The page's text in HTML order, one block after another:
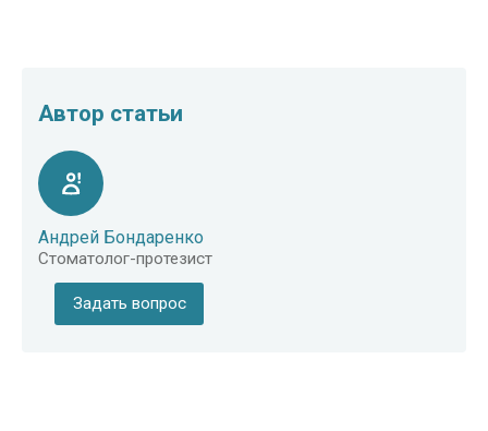
Автор статьи
Андрей Бондаренко
Стоматолог-протезист
Задать вопрос